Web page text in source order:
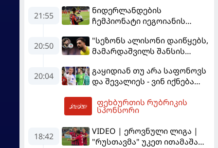
21:55
ნიდერლანდების
ჩემპიონატი იეგოიანის
MVP გახდა
20:50
"სეზონს ალისონი დაიწყებს,
მამარდაშვილს შანსის
მოთმინება სჭირდება,
რომელსაც 100%-ით
"ლივერპულის" ყოფილმა
მეკარემ
20:04
გაყიდიან თუ არა საფონოვს
და შევალიეს - ვინ იქნება
ფეხბურთის რუბრიკის
სპონსორი
18:42
VIDEO | ეროვნული ლიგა |
"რუსთავმა" უკეთ ითამაშა